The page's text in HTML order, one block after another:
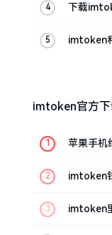
下载
imtoken
imtoken官方
苹果手机
imtoken
imtoken